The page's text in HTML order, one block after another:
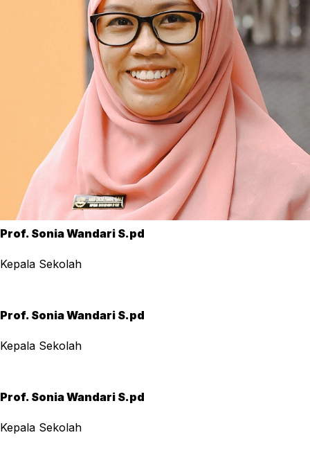
Prof. Sonia Wandari S.pd
Kepala Sekolah
Prof. Sonia Wandari S.pd
Kepala Sekolah
Prof. Sonia Wandari S.pd
Kepala Sekolah